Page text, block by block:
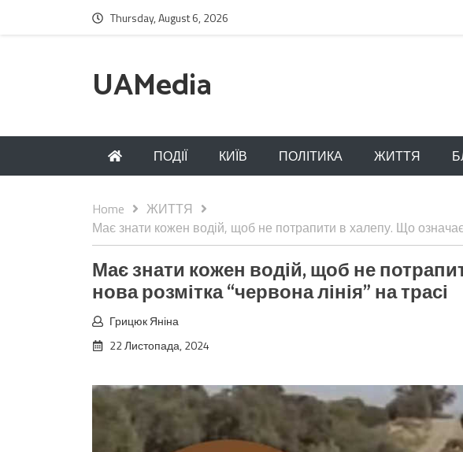
Thursday, August 6, 2026
UAMedia
ПОДІЇ КИЇВ ПОЛІТИКА ЖИТТЯ
Home
ЖИТТЯ
Має знати кожен водій, щоб не потрапити в халепу. Що означає
Має знати кожен водій, щоб не
нова розмітка “червона лінія” на трасі
Грицюк Яніна
22 Листопада, 2024